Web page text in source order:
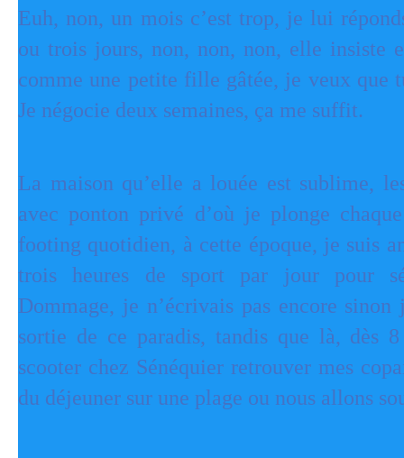
Euh, non, un mois c’est trop, je lui
ou trois jours, non, non, non, elle insiste
comme une petite fille gâtée, je veux que
Je négocie deux semaines, ça me suffit.
La maison qu’elle a louée est sublime,
avec ponton privé d’où je plonge
footing quotidien, à cette époque, je suis
trois heures de sport par jour pour
Dommage, je n’écrivais pas encore sinon
sortie de ce paradis, tandis que là, dès
scooter chez Sénéquier retrouver mes
du déjeuner sur une plage ou nous allons